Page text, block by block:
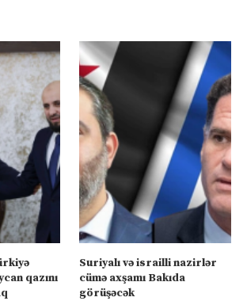
qazını
Suriyalı və israilli nazirlər
cümə axşamı Bakıda
görüşəcək